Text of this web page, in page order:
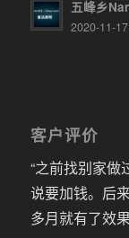
五峰乡
2020-11-
客户评价
“之前找别家做
说要加钱。后
多月就有了效